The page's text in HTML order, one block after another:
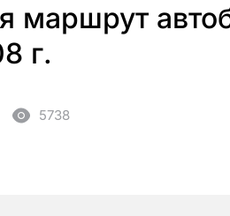
маршрут
г.
5738